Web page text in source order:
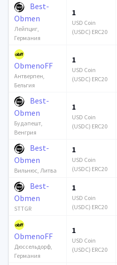
Best-
Obmen
Лейпциг,
Германия
1
USD Coin
(USDC) ERC20
ObmenoFF
Антверпен,
Бельгия
1
USD Coin
(USDC) ERC20
Best-
Obmen
Будапешт,
Венгрия
1
USD Coin
(USDC) ERC20
Best-
Obmen
Вильнюс, Литва
1
USD Coin
(USDC) ERC20
Best-
Obmen
STTGR
1
USD Coin
(USDC) ERC20
ObmenoFF
Дюссельдорф,
Германия
1
USD Coin
(USDC) ERC20